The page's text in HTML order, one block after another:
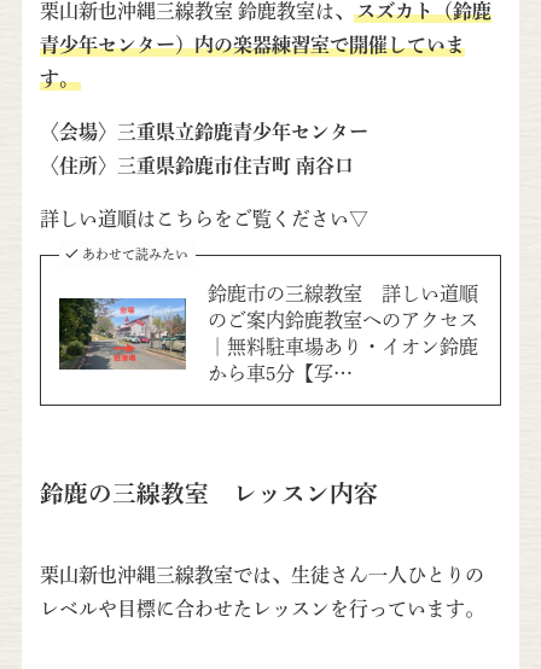
栗山新也沖縄三線教室 鈴鹿教室は、
スズカト（鈴鹿
青少年センター）内の楽器練習室で開催していま
す。
〈会場〉 三重県立鈴鹿青少年センター
〈住所〉 三重県鈴鹿市住吉町 南谷口
詳しい道順はこちらをご覧ください▽
あわせて読みたい
鈴鹿市の三線教室 詳しい道順
のご案内鈴鹿教室へのアクセス
｜無料駐車場あり・イオン鈴鹿
から車5分【写…
鈴鹿の三線教室 レッスン内容
栗山新也沖縄三線教室では、生徒さん一人ひとりの
レベルや目標に合わせたレッスンを行っています。